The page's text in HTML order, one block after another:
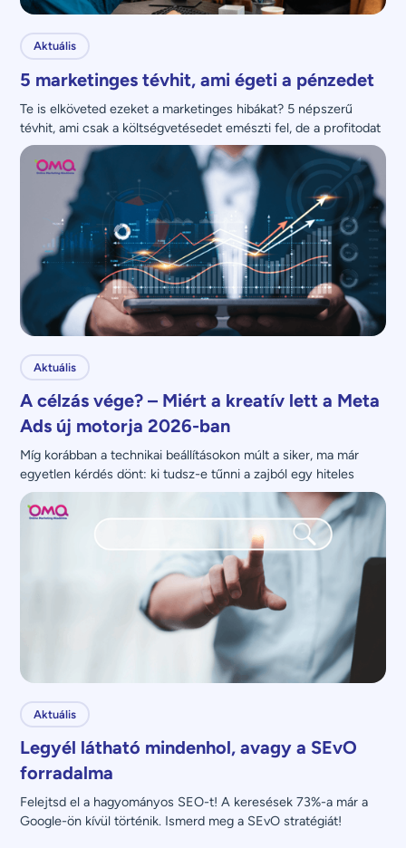
Aktuális
5 marketinges tévhit, ami égeti a pénzedet
Te is elköveted ezeket a marketinges hibákat? 5 népszerű
tévhit, ami csak a költségvetésedet emészti fel, de a profitodat
nem növeli.
Aktuális
A célzás vége? – Miért a kreatív lett a Meta
Ads új motorja 2026-ban
Míg korábban a technikai beállításokon múlt a siker, ma már
egyetlen kérdés dönt: ki tudsz-e tűnni a zajból egy hiteles
üzenettel?
Aktuális
Legyél látható mindenhol, avagy a SEvO
forradalma
Felejtsd el a hagyományos SEO-t! A keresések 73%-a már a
Google-ön kívül történik. Ismerd meg a SEvO stratégiát!